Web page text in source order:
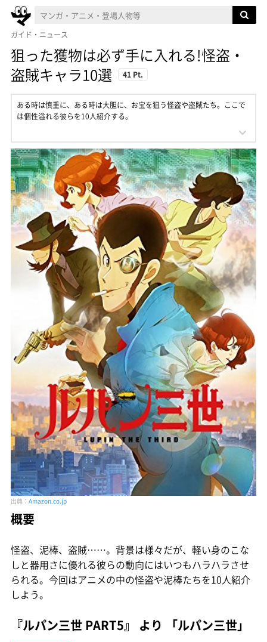
ガイド・ニュース
狙った獲物は必ず手に入れる!怪盗・
盗賊キャラ10選
41 Pt.
ある時は慎重に、ある時は大胆に、お宝を狙う怪盗や盗賊たち。ここで
は個性溢れる彼らを10人紹介する。
出典： Amazon.co.jp
概要
怪盗、泥棒、盗賊……。背景は様々だが、軽い身のこな
しと器用さに優れる彼らの動向にはいつもハラハラさせ
られる。今回はアニメの中の怪盗や泥棒たちを10人紹介
しよう。
『ルパン三世 PART5』 より 「ルパン三世」